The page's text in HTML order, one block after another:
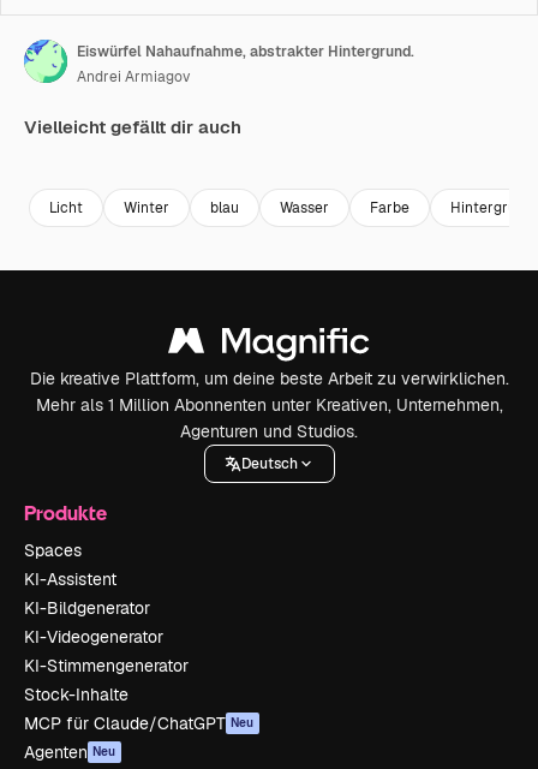
Eiswürfel Nahaufnahme, abstrakter Hintergrund.
Andrei Armiagov
Vielleicht gefällt dir auch
Licht Winter blau Wasser Farbe Hintergrund
Die kreative Plattform, um deine beste Arbeit zu verwirklichen.
Mehr als 1 Million Abonnenten unter Kreativen, Unternehmen,
Agenturen und Studios.
Deutsch
Produkte
Spaces
KI-Assistent
KI-Bildgenerator
KI-Videogenerator
KI-Stimmengenerator
Stock-Inhalte
MCP für Claude/ChatGPT Neu
Agenten Neu